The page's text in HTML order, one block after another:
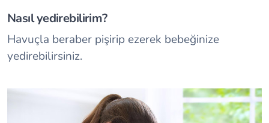
Nasıl yedirebilirim?
Havuçla beraber pişirip ezerek bebeğinize
yedirebilirsiniz.